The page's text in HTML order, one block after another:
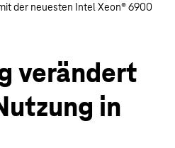
der neuesten Intel Xeon® 6900
verändert
in